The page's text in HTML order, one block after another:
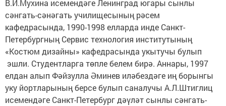
В.И.Мухина исемендәге Ленинград югары сынлы
сәнгать-сәнәгать училищесының рәсем
кафедрасында, 1990-1998 елларда инде Санкт-
Петербургның Сервис технология институтының
«Костюм дизайны» кафедрасында укытучы булып
эшли. Студентларга төпле белем бирә. Аннары, 1997
елдан алып Фәйзулла Әминев иләбездәге иң борынгы
уку йортларының берсе булып саналучы А.Л.Штиглиц
исемендәге Санкт-Петербург дәүләт сынлы сәнгать-